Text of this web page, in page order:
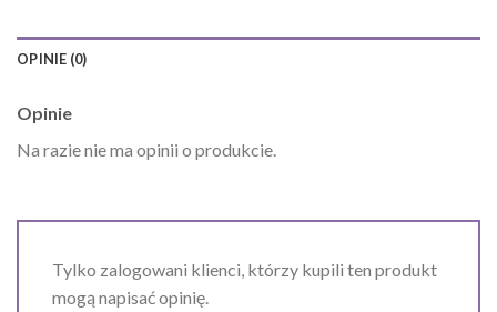
OPINIE (0)
Opinie
Na razie nie ma opinii o produkcie.
Tylko zalogowani klienci, którzy kupili ten produkt
mogą napisać opinię.